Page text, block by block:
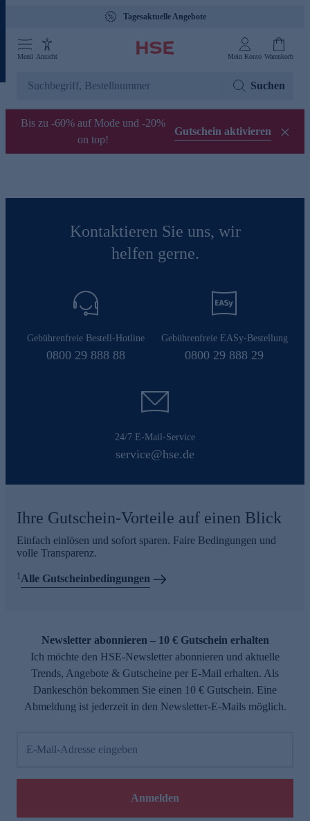
Tagesaktuelle Angebote
Menü Ansicht Mein Konto Warenkorb
Suchen
Bis zu -60% auf Mode und -20%
on top!
Gutschein aktivieren
Kontaktieren Sie uns, wir
helfen gerne.
Gebührenfreie Bestell-Hotline
0800 29 888 88
Gebührenfreie EASy-Bestellung
0800 29 888 29
24/7 E-Mail-Service
service@hse.de
Ihre Gutschein-Vorteile auf einen Blick
Einfach einlösen und sofort sparen. Faire Bedingungen und
volle Transparenz.
1Alle Gutscheinbedingungen
Newsletter abonnieren – 10 € Gutschein erhalten
Ich möchte den HSE-Newsletter abonnieren und aktuelle
Trends, Angebote & Gutscheine per E-Mail erhalten. Als
Dankeschön bekommen Sie einen 10 € Gutschein. Eine
Abmeldung ist jederzeit in den Newsletter-E-Mails möglich.
E-Mail-Adresse eingeben
Anmelden